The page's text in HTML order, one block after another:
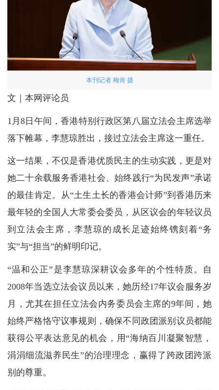
本刊记者 梅肯 摄
文｜本网评论员
1月8日午间，香港特别行政区第八届立法会主席选举
落下帷幕，李慧琼胜出，接过立法会主席这一重任。
这一结果，不仅是香港优质民主的生动实践，更是对
她二十余载服务香港社会、始终践行“为民发声”承诺
的最佳肯定。从“土生土长的香港会计师”到香港历来
最年轻的全国人大常委会委员，从区议会的年轻议员
到立法会主席，李慧琼的成长足迹始终镌刻着“务
实”与“担当”的鲜明印记。
“温和公正”是李慧琼深耕议会多年的个性特质。自
2008年当选立法会议员以来，她历经17年议会服务岁
月，尤其在担任立法会内务委员会主席的9年间，她
始终严格恪守议事规则，确保不同政团派别议员都能
获得公平表达意见的机会，用“海纳百川凝聚智慧，
涓涓细流滋养民生”的治理理念，赢得了跨政团跨派
别的尊重。